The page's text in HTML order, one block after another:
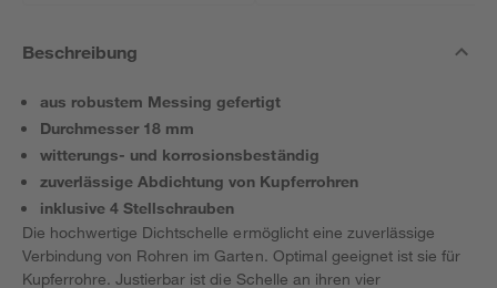
Beschreibung
aus robustem Messing gefertigt
Durchmesser 18 mm
witterungs- und korrosionsbeständig
zuverlässige Abdichtung von Kupferrohren
inklusive 4 Stellschrauben
Die hochwertige Dichtschelle ermöglicht eine zuverlässige
Verbindung von Rohren im Garten. Optimal geeignet ist sie für
Kupferrohre. Justierbar ist die Schelle an ihren vier